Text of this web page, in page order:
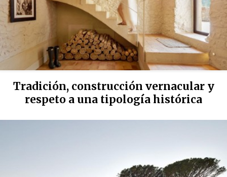
Tradición, construcción vernacular y
respeto a una tipología histórica